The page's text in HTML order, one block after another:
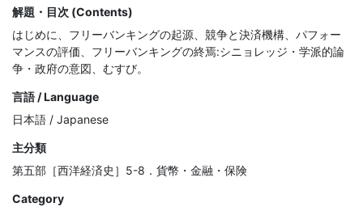
解題・目次 (Contents)
はじめに、フリーバンキングの起源、競争と決済機構、パフォー
マンスの評価、フリーバンキングの終焉:シニョレッジ・学派的論
争・政府の意図、むすび。
言語 / Language
日本語 / Japanese
主分類
第五部［西洋経済史］5-8．貨幣・金融・保険
Category